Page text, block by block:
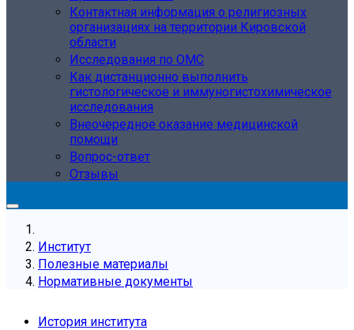
Контактная информация о религиозных
организациях на территории Кировской
области
Исследования по ОМС
Как дистанционно выполнить
гистологическое и иммуногистохимическое
исследования
Внеочередное оказание медицинской
помощи
Вопрос-ответ
Отзывы
Институт
Полезные материалы
Нормативные документы
История института